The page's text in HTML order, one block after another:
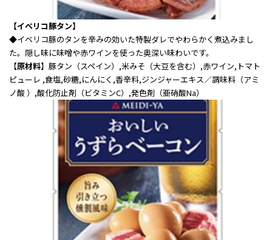
【イベリコ豚タン】
◆イベリコ豚のタンを辛みの効いた特製ダレでやわらかく煮込みまし
た。隠し味に味噌や赤ワインを使った奥深い味わいです。
【原材料】豚タン（スペイン）,米みそ（大豆を含む）,赤ワイン,トマト
ピューレ ,食塩,砂糖,にんにく,香辛料,ジンジャーエキス／調味料（アミ
ノ酸 ）,酸化防止剤（ビタミンC）,発色剤（亜硝酸Na）